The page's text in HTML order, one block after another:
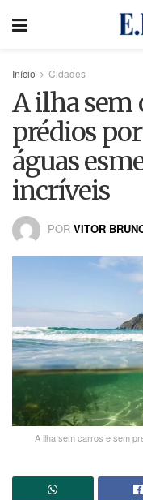
Início Cidades
A ilha sem
prédios
águas
incríveis
POR VITOR
A ilha sem carros e sem